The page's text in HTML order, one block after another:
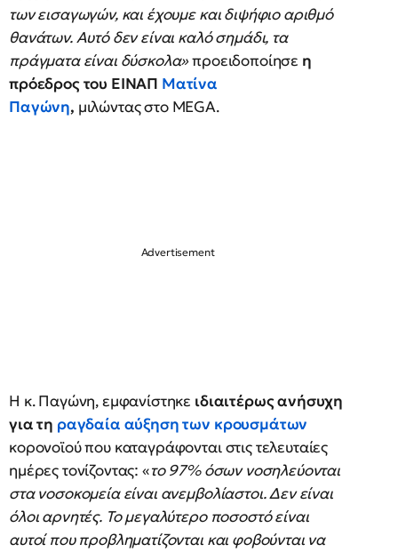
των εισαγωγών, και έχουμε και διψήφιο αριθμό
θανάτων. Αυτό δεν είναι καλό σημάδι, τα
πράγματα είναι δύσκολα»προειδοποίησε η
πρόεδρος του ΕΙΝΑΠ Ματίνα
Παγώνη, μιλώντας στο MEGA.
Η κ. Παγώνη, εμφανίστηκε ιδιαιτέρως ανήσυχη
για τη ραγδαία αύξηση των κρουσμάτων
κορονοϊού που καταγράφονται στις τελευταίες
ημέρες τονίζοντας: «το 97% όσων νοσηλεύονται
στα νοσοκομεία είναι ανεμβολίαστοι. Δεν είναι
όλοι αρνητές. Το μεγαλύτερο ποσοστό είναι
αυτοί που προβληματίζονται και φοβούνται να